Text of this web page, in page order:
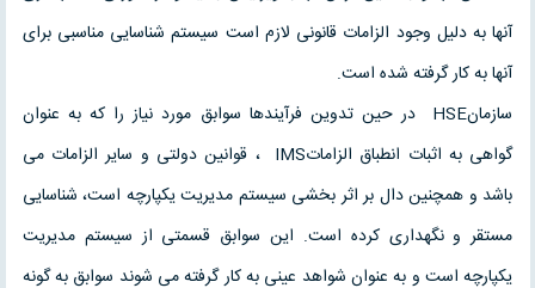
آنها به دلیل وجود الزامات قانونی لازم است سیستم شناسایی مناسبی برای
آنها به کار گرفته شده است.
سازمانHSE در حین تدوین فرآیندها سوابق مورد نیاز را که به عنوان
گواهی به اثبات انطباق الزاماتIMS ، قوانین دولتی و سایر الزامات می
باشد و همچنین دال بر اثر بخشی سیستم مدیریت یکپارچه است، شناسایی
مستقر و نگهداری کرده است. این سوابق قسمتی از سیستم مدیریت
یکپارچه است و به عنوان شواهد عینی به کار گرفته می شوند سوابق به گونه